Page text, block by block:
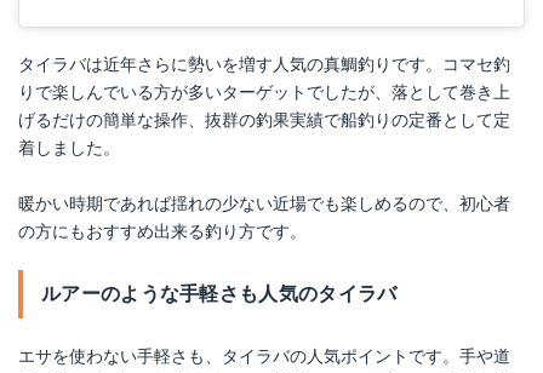
タイラバは近年さらに勢いを増す人気の真鯛釣りです。コマセ釣
りで楽しんでいる方が多いターゲットでしたが、落として巻き上
げるだけの簡単な操作、抜群の釣果実績で船釣りの定番として定
着しました。
暖かい時期であれば揺れの少ない近場でも楽しめるので、初心者
の方にもおすすめ出来る釣り方です。
ルアーのような手軽さも人気のタイラバ
エサを使わない手軽さも、タイラバの人気ポイントです。手や道